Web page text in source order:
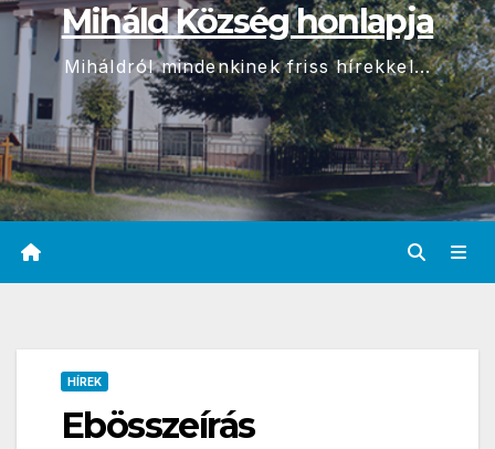
Miháld Község honlapja
Miháldról mindenkinek friss hírekkel...
HÍREK
Ebösszeírás